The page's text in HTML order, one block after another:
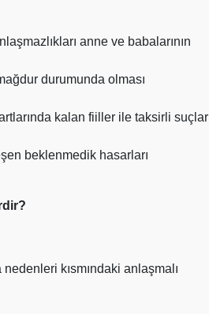
anne ve babalarının
durumunda olması
kalan fiiller ile taksirli suçlar
beklenmedik hasarları
kısmındaki anlaşmalı